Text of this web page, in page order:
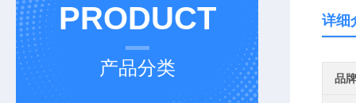
PRODUCT
产品分类
详细
品牌